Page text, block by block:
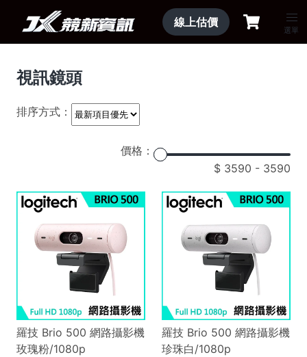
線上估價
選單
視訊鏡頭
排序方式：
價格：
3590 - 3590
羅技 Brio 500 網路攝影機
玫瑰粉/1080p
羅技 Brio 500 網路攝影機
珍珠白/1080p